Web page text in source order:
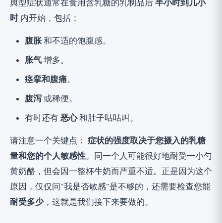
典型症状通常在食用含乳糖的乳制品后半小时到几小
时内开始，包括：
腹胀和不适的饱腹感。
胀气增多。
痉挛和腹痛。
腹泻或稀便。
有时还有恶心和肚子咕咕叫。
请注意一个关键点： 症状的强度取决于您摄入的乳糖
量和您的个人敏感性。同一个人可能很好地耐受一小勺
黄奶酪，但会因一整杯牛奶而严重不适。正是因为这个
原因，仅仅问“我是否敏感”是不够的，还需要检查您能
耐受多少，这就是我们接下来要做的。